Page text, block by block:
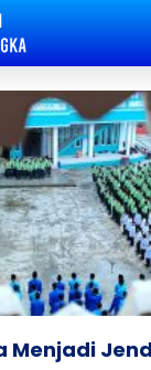
Menjadi